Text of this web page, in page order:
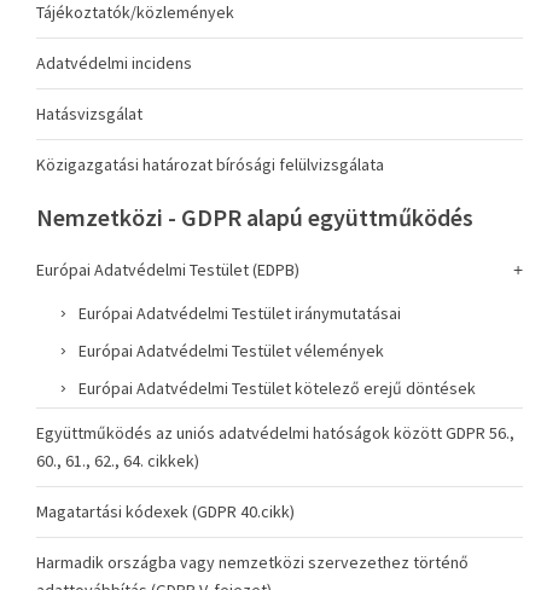
Tájékoztatók/közlemények
Adatvédelmi incidens
Hatásvizsgálat
Közigazgatási határozat bírósági felülvizsgálata
Nemzetközi - GDPR alapú együttműködés
Európai Adatvédelmi Testület (EDPB)
Európai Adatvédelmi Testület iránymutatásai
Európai Adatvédelmi Testület vélemények
Európai Adatvédelmi Testület kötelező erejű döntések
Együttműködés az uniós adatvédelmi hatóságok között GDPR 56.,
60., 61., 62., 64. cikkek)
Magatartási kódexek (GDPR 40.cikk)
Harmadik országba vagy nemzetközi szervezethez történő